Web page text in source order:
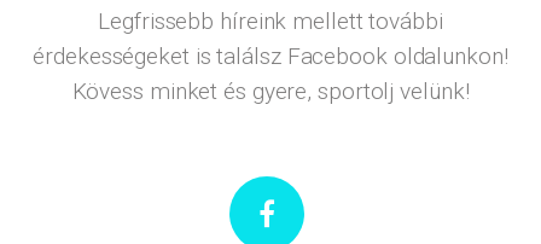
Legfrissebb híreink mellett további
érdekességeket is találsz Facebook oldalunkon!
Kövess minket és gyere, sportolj velünk!